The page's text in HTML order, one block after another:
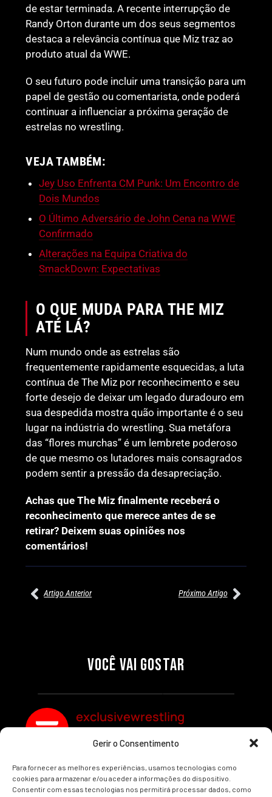
Gerir o Consentimento
Para fornecer as melhores experiências, usamos tecnologias como
cookies para armazenar e/ou aceder a informações do dispositivo.
Consentir com essas tecnologias nos permitirá processar dados, como
de estar terminada. A recente interrupção de
Randy Orton durante um dos seus segmentos
destaca a relevância contínua que Miz traz ao
produto atual da WWE.
O seu futuro pode incluir uma transição para um
papel de gestão ou comentarista, onde poderá
continuar a influenciar a próxima geração de
estrelas no wrestling.
VEJA TAMBÉM:
Jey Uso Enfrenta CM Punk: Um Encontro de
Dois Mundos
O Último Adversário de John Cena na WWE
Confirmado
Alterações na Equipa Criativa do
SmackDown: Expectativas
O QUE MUDA PARA THE MIZ
ATÉ LÁ?
Num mundo onde as estrelas são
frequentemente rapidamente esquecidas, a luta
contínua de The Miz por reconhecimento e seu
forte desejo de deixar um legado duradouro em
sua despedida mostra quão importante é o seu
lugar na indústria do wrestling. Sua metáfora
das “flores murchas” é um lembrete poderoso
de que mesmo os lutadores mais consagrados
podem sentir a pressão da desapreciação.
Achas que The Miz finalmente receberá o
reconhecimento que merece antes de se
retirar? Deixem suas opiniões nos
comentários!
Artigo Anterior Próximo Artigo
VOCÊ VAI GOSTAR
SEGMENTOS A NÃO PERDER
Por exclusivewrestling
MUNDIAL FEMININO NA AEW
REDEMPTION
Por exclusivewrestling
exclusivewrestling
Ver mais Artigos